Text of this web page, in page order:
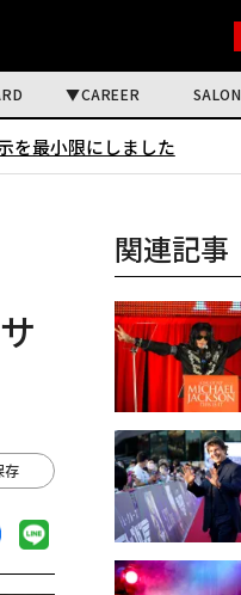
CAREER SALON
を最小限にしました
存
関連記事